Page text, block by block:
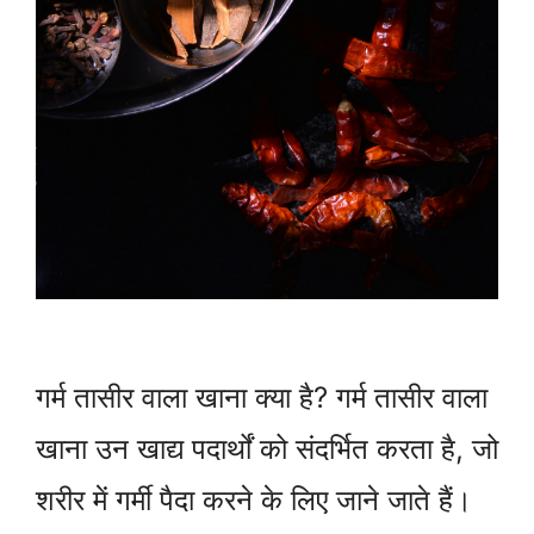
गर्म तासीर वाला खाना क्या है? गर्म तासीर वाला
खाना उन खाद्य पदार्थों को संदर्भित करता है, जो
शरीर में गर्मी पैदा करने के लिए जाने जाते हैं।